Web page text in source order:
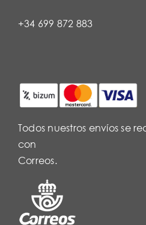
+34 699 872 883
Todos nuestros envíos se
con
Correos.